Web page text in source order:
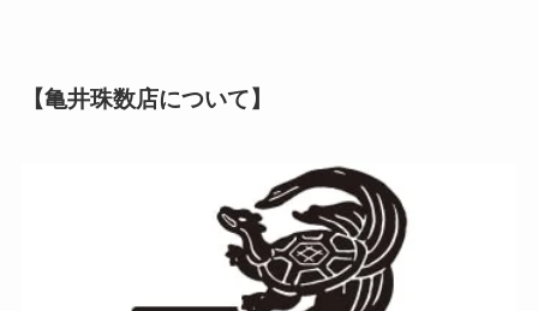
【亀井珠数店について】